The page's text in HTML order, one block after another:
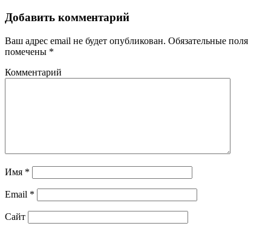
Добавить комментарий
Ваш адрес email не будет опубликован. Обязательные поля
помечены *
Комментарий
Имя *
Email *
Сайт